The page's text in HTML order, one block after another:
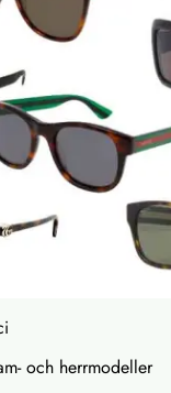
och herrmodeller